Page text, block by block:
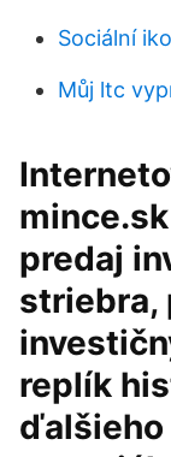
Sociální
Můj ltc
predaj
striebra,
replík